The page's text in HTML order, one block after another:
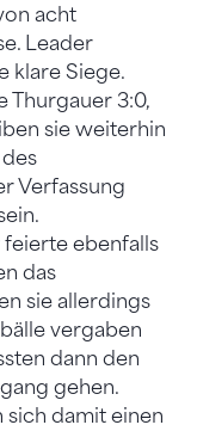
acht
Leader
klare Siege.
Thurgauer 3:0,
sie weiterhin
Verfassung
ebenfalls
das
sie allerdings
vergaben
dann den
gehen.
sich damit einen